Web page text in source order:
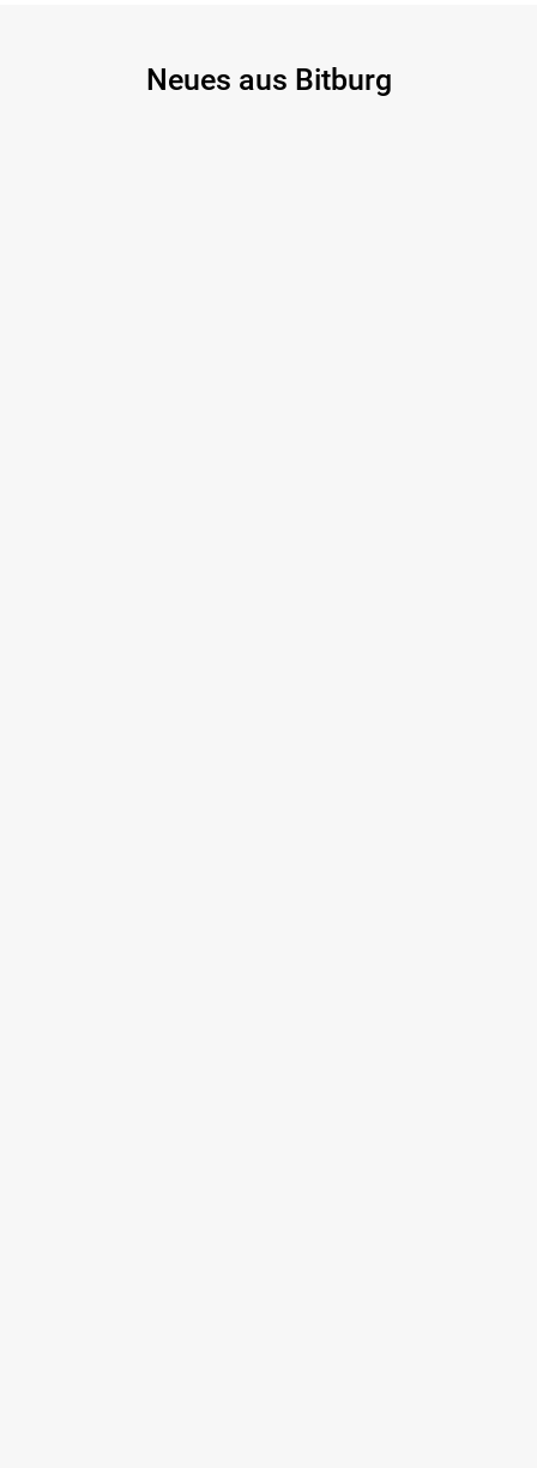
Neues aus Bitburg